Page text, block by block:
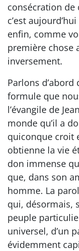
consécration de
c’est
enfin, comme
première chose
inversement.
Parlons d’abord
formule que
l’évangile de
monde qu’il a
quiconque croit
obtienne la vie
don immense
que, dans son
homme. La
qui, désormais,
peuple
universel, d’un
évidemment